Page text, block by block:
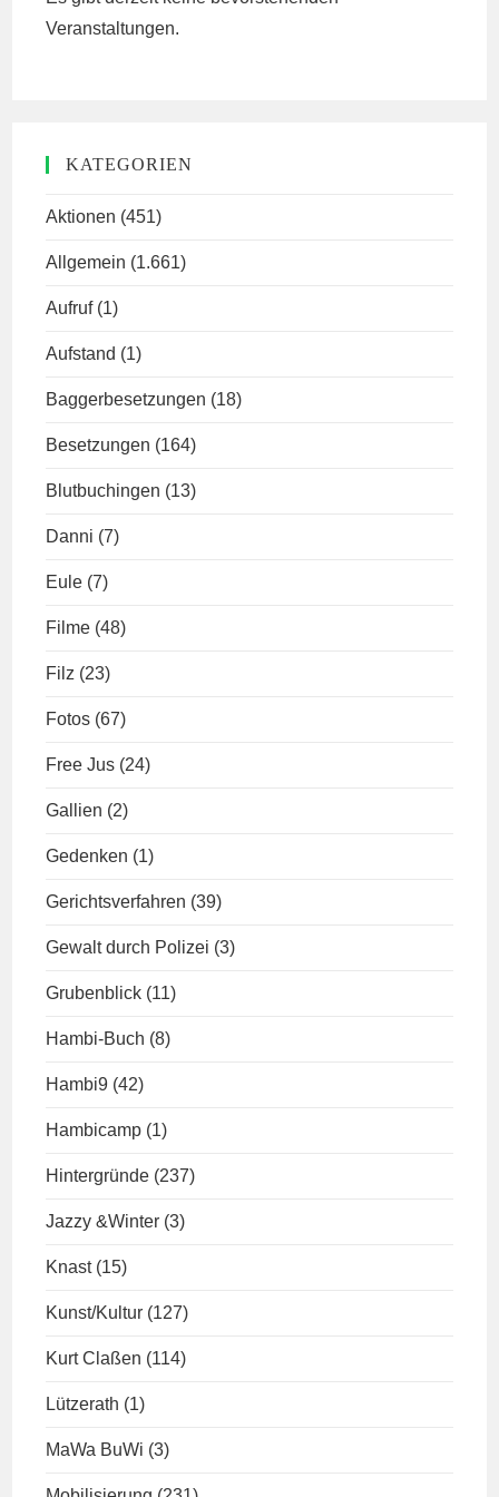
Veranstaltungen.
KATEGORIEN
Aktionen (451)
Allgemein (1.661)
Aufruf (1)
Aufstand (1)
Baggerbesetzungen (18)
Besetzungen (164)
Blutbuchingen (13)
Danni (7)
Eule (7)
Filme (48)
Filz (23)
Fotos (67)
Free Jus (24)
Gallien (2)
Gedenken (1)
Gerichtsverfahren (39)
Gewalt durch Polizei (3)
Grubenblick (11)
Hambi-Buch (8)
Hambi9 (42)
Hambicamp (1)
Hintergründe (237)
Jazzy &Winter (3)
Knast (15)
Kunst/Kultur (127)
Kurt Claßen (114)
Lützerath (1)
MaWa BuWi (3)